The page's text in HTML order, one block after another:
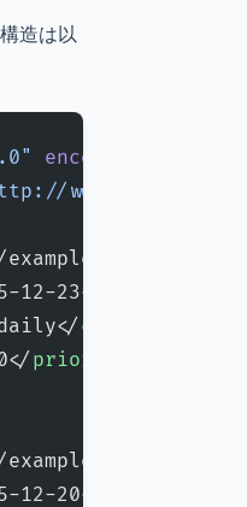
造は以
encoding
12-23</
changefreq
priority
blog/
12-20</